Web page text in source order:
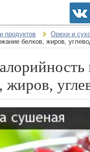
продуктов
Орехи и
белков, жиров,
жиров,